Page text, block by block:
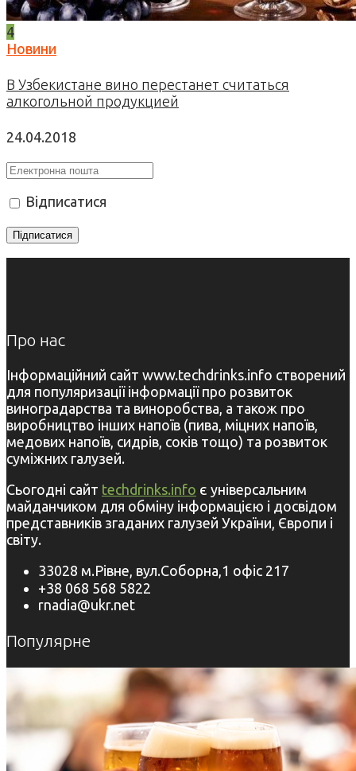
4
Новини
В Узбекистане вино перестанет считаться
алкогольной продукцией
24.04.2018
Відписатися
Про нас
Інформаційний сайт www.techdrinks.info створений
для популяризації інформації про розвиток
виноградарства та виноробства, а також про
виробництво інших напоїв (пива, міцних напоїв,
медових напоїв, сидрів, соків тощо) та розвиток
суміжних галузей.
Сьогодні сайт techdrinks.info є універсальним
майданчиком для обміну інформацією і досвідом
представників згаданих галузей України, Європи і
світу.
33028 м.Рівне, вул.Соборна,1 офіс 217
+38 068 568 5822
rnadia@ukr.net
Популярне